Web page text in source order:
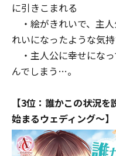
に引きこまれる
・絵がきれいで、主
れいになったような気持
・主人公に幸せにな
んでしまう…。
【3位：誰かこの状況
始まるウェディング～】